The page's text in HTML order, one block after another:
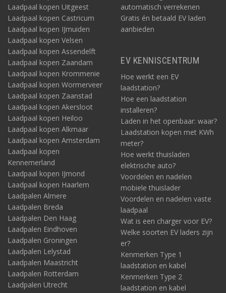
Laadpaal kopen Uitgeest
Laadpaal kopen Castricum
Laadpaal kopen IJmuiden
Laadpaal kopen Velsen
Laadpaal kopen Assendelft
Laadpaal kopen Zaandam
Laadpaal kopen Krommenie
Laadpaal kopen Wormerveer
Laadpaal kopen Zaanstad
Laadpaal kopen Akersloot
Laadpaal kopen Heiloo
Laadpaal kopen Alkmaar
Laadpaal kopen Amsterdam
Laadpaal kopen
Kennemerland
Laadpaal kopen IJmond
Laadpaal kopen Haarlem
Laadpalen Almere
Laadpalen Breda
Laadpalen Den Haag
Laadpalen Eindhoven
Laadpalen Groningen
Laadpalen Lelystad
Laadpalen Maastricht
Laadpalen Rotterdam
Laadpalen Utrecht
automatisch verrekenen
Gratis én betaald EV laden
aanbieden
EV KENNISCENTRUM
Hoe werkt een EV
laadstation?
Hoe een laadstation
installeren?
Laden in het openbaar: waar?
Laadstation kopen met KWh
meter?
Hoe werkt thuisladen
elektrische auto?
Voordelen en nadelen
mobiele thuislader
Voordelen en nadelen vaste
laadpaal
Wat is een charger voor EV?
Welke soorten EV laders zijn
er?
Kenmerken Type 1
laadstation en kabel
Kenmerken Type 2
laadstation en kabel